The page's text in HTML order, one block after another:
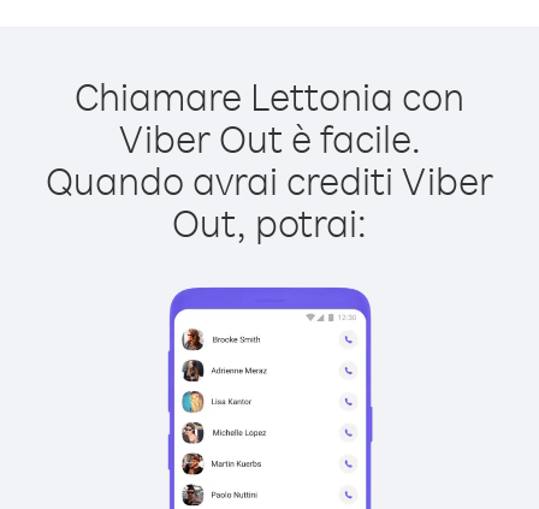
Chiamare Lettonia con
Viber Out è facile.
Quando avrai crediti Viber
Out, potrai: